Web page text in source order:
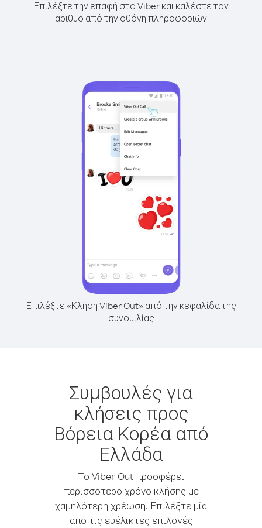
Επιλέξτε την επαφή στο Viber και καλέστε τον
αριθμό από την οθόνη πληροφοριών
Επιλέξτε «Κλήση Viber Out» από την κεφαλίδα της
συνομιλίας
Συμβουλές για
κλήσεις προς
Βόρεια Κορέα από
Ελλάδα
Το Viber Out προσφέρει
περισσότερο χρόνο κλήσης με
χαμηλότερη χρέωση. Επιλέξτε μία
από τις ευέλικτες επιλογές